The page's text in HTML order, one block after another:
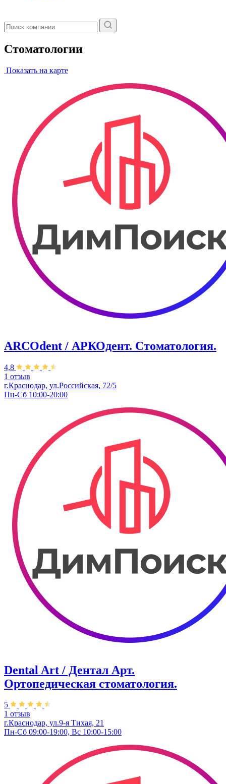
Стоматологии
Показать на карте
ARCOdent / АРКОдент. Стоматология.
4,8
1 отзыв
г.Краснодар, ул.Российская, 72/5
Пн-Сб 10:00-20:00
Dental Art / Дентал Арт.
Ортопедическая стоматология.
5
1 отзыв
г.Краснодар, ул.9-я Тихая, 21
Пн-Сб 09:00-19:00, Вс 10:00-15:00